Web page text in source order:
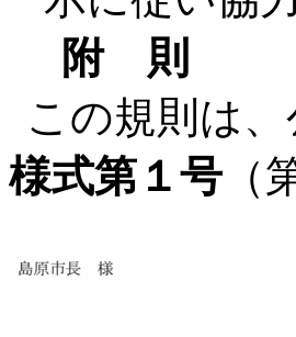
附 則
この規則は
様式第１号（